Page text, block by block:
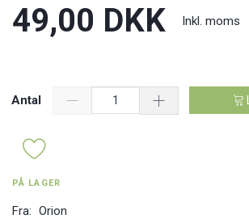
49,00 DKK Inkl. moms
Antal
PÅ LAGER
Fra: Orion